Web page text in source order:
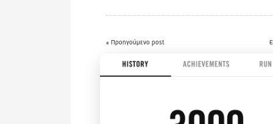
« Προηγούμενο post